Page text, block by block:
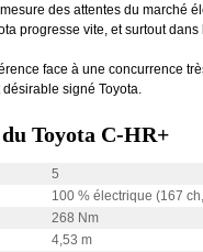
des attentes du marché
progresse vite, et surtout
face à une concurrence
signé Toyota.
Toyota C-HR+
5
100 % électrique (167
268 Nm
4,53 m